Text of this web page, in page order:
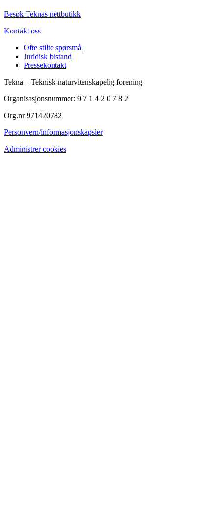
Besøk Teknas nettbutikk
Kontakt oss
Ofte stilte spørsmål
Juridisk bistand
Pressekontakt
Tekna – Teknisk-naturvitenskapelig forening
Organisasjonsnummer: 9 7 1 4 2 0 7 8 2
Org.nr 971420782
Personvern/informasjonskapsler
Administrer cookies